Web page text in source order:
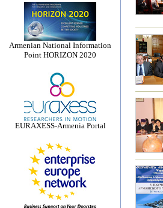
Armenian National Information
Point HORIZON 2020
EURAXESS-Armenia Portal